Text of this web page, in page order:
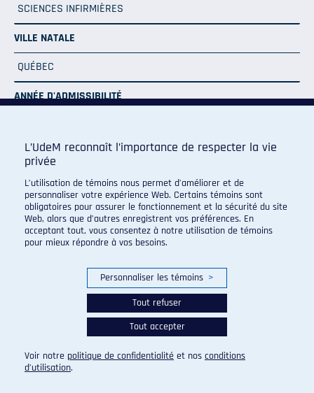
SCIENCES INFIRMIÈRES
VILLE NATALE
QUÉBEC
ANNÉE D'ADMISSIBILITÉ
Programme de sport d'excellence du campus regroupant :
L’UdeM reconnaît l’importance de respecter la vie
privée
L’utilisation de témoins nous permet d’améliorer et de
personnaliser votre expérience Web. Certains témoins sont
obligatoires pour assurer le fonctionnement et la sécurité du site
Web, alors que d’autres enregistrent vos préférences. En
acceptant tout, vous consentez à notre utilisation de témoins
pour mieux répondre à vos besoins.
Personnaliser les témoins >
Tout refuser
Tout accepter
Voir notre politique de confidentialité et nos conditions
d’utilisation.